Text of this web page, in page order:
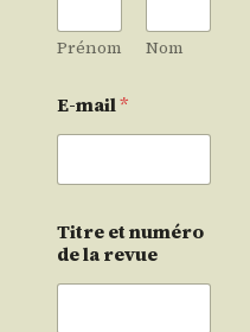
Prénom Nom
E-mail*
Titre et numéro
de la revue